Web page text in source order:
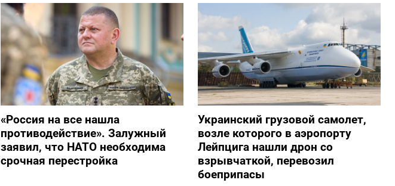
«Россия на все нашла
противодействие». Залужный
заявил, что НАТО необходима
срочная перестройка
Украинский грузовой самолет,
возле которого в аэропорту
Лейпцига нашли дрон со
взрывчаткой, перевозил
боеприпасы